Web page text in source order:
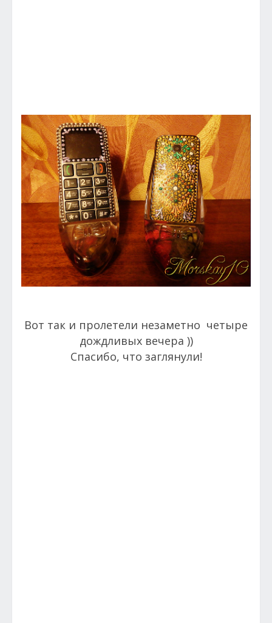
Вот так и пролетели незаметно четыре
дождливых вечера ))
Спасибо, что заглянули!